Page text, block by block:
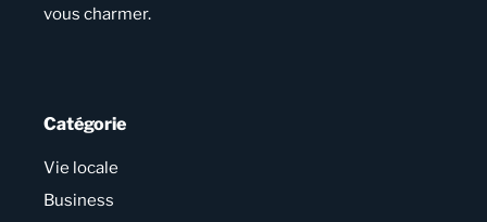
vous charmer.
Catégorie
Vie locale
Business